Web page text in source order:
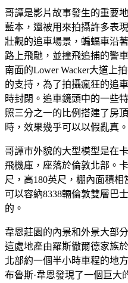
哥譚是影片故事發生的重要
藍本，還被用來拍攝許多表
壯觀的追車場景，蝙蝠車沿
路上飛馳，並撞飛追捕的警
南面的Lower Wacker大道上
的支持，為了拍攝瘋狂的追
時封閉。追車鏡頭中的一些
照三分之一的比例搭建了房
時，效果幾乎可以以假亂真。
哥譚市外貌的大型模型是在
飛機庫，座落於倫敦北部。
尺，高180英尺，棚內面積相
可以容納8338輛倫敦雙層巴
的。
韋恩莊園的內景和外景大部
這處地產由羅斯徹爾德家族
北部約一個半小時​​車程的地
布魯斯·韋恩發現了一個巨大